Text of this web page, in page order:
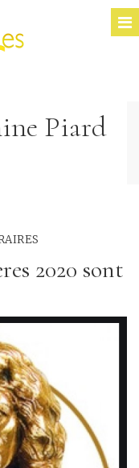
Piard
2020 sont